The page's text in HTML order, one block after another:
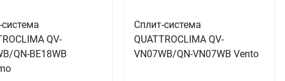
QV-
QN-BE18WB
Сплит-система
QUATTROCLIMA QV-
VN07WB/QN-VN07WB Vento